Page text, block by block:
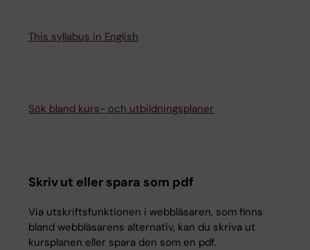
This syllabus in English
Sök bland kurs- och utbildningsplaner
Skriv ut eller spara som pdf
Via utskriftsfunktionen i webbläsaren, som finns
bland webbläsarens alternativ, kan du skriva ut
kursplanen eller spara den som en pdf.